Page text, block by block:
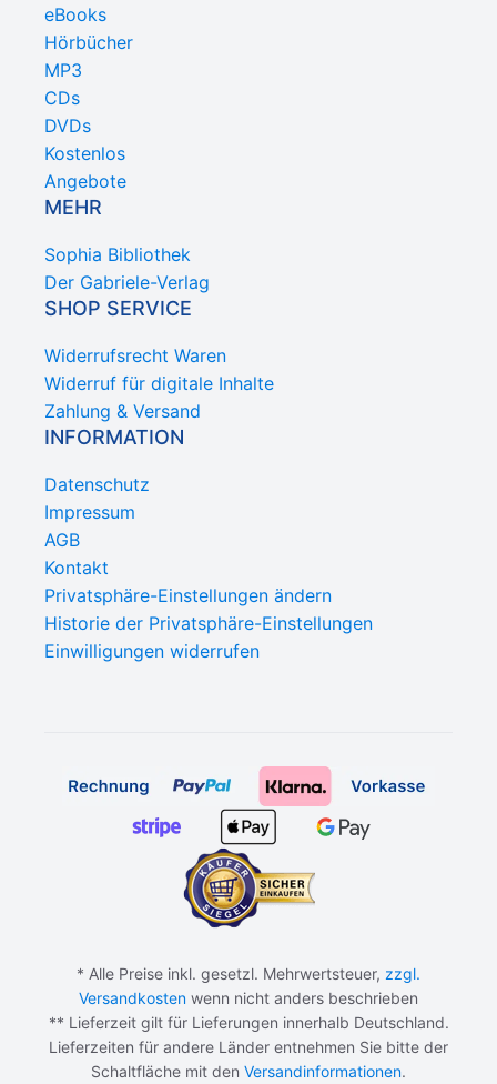
eBooks
Hörbücher
MP3
CDs
DVDs
Kostenlos
Angebote
MEHR
Sophia Bibliothek
Der Gabriele-Verlag
SHOP SERVICE
Widerrufsrecht Waren
Widerruf für digitale Inhalte
Zahlung & Versand
INFORMATION
Datenschutz
Impressum
AGB
Kontakt
Privatsphäre-Einstellungen ändern
Historie der Privatsphäre-Einstellungen
Einwilligungen widerrufen
* Alle Preise inkl. gesetzl. Mehrwertsteuer, zzgl.
Versandkosten wenn nicht anders beschrieben
** Lieferzeit gilt für Lieferungen innerhalb Deutschland.
Lieferzeiten für andere Länder entnehmen Sie bitte der
Schaltfläche mit den Versandinformationen.